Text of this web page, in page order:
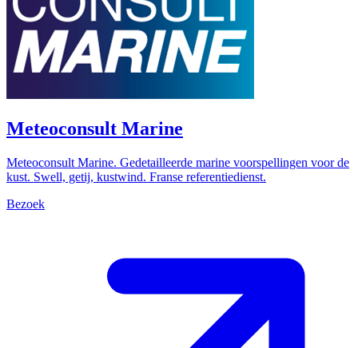
Meteoconsult Marine
Meteoconsult Marine. Gedetailleerde marine voorspellingen voor de
kust. Swell, getij, kustwind. Franse referentiedienst.
Bezoek